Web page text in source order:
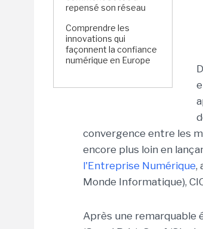
repensé son réseau
Comprendre les
innovations qui
façonnent la confiance
numérique en Europe
convergence entre les
encore plus loin en
l'Entreprise Numérique,
Monde Informatique),
Après une remarquable